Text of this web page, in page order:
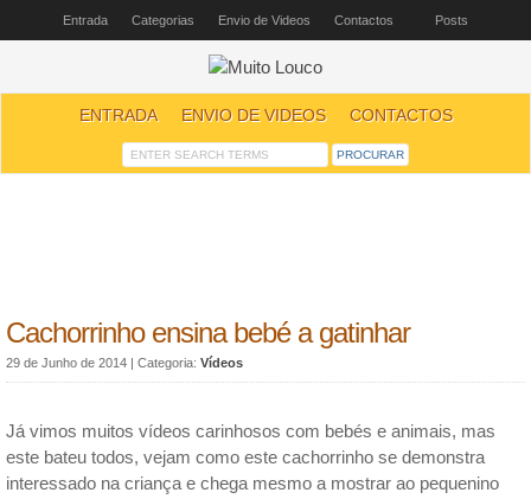
Entrada Categorias Envio de Videos Contactos Posts
ENTRADA ENVIO DE VIDEOS CONTACTOS
Cachorrinho ensina bebé a gatinhar
29 de Junho de 2014 | Categoria: Vídeos
Já vimos muitos vídeos carinhosos com bebés e animais, mas
este bateu todos, vejam como este cachorrinho se demonstra
interessado na criança e chega mesmo a mostrar ao pequenino